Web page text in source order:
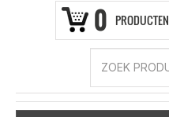
0 PRODUCTEN